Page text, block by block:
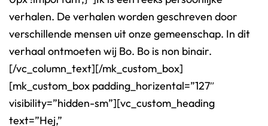
verhalen. De verhalen worden geschreven door
verschillende mensen uit onze gemeenschap. In dit
verhaal ontmoeten wij Bo. Bo is non binair.
[/vc_column_text][/mk_custom_box]
[mk_custom_box padding_horizental=”127″
visibility=”hidden-sm”][vc_custom_heading
text=”Hej,”